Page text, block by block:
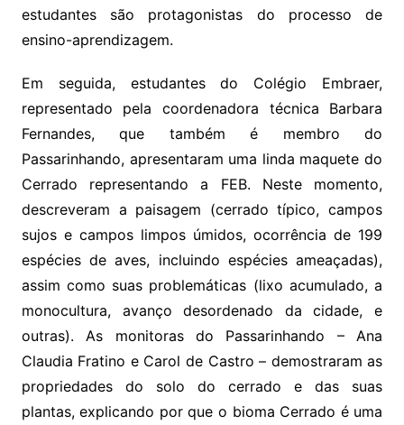
estudantes são protagonistas do processo de
ensino-aprendizagem.
Em seguida, estudantes do Colégio Embraer,
representado pela coordenadora técnica Barbara
Fernandes, que também é membro do
Passarinhando, apresentaram uma linda maquete do
Cerrado representando a FEB. Neste momento,
descreveram a paisagem (cerrado típico, campos
sujos e campos limpos úmidos, ocorrência de 199
espécies de aves, incluindo espécies ameaçadas),
assim como suas problemáticas (lixo acumulado, a
monocultura, avanço desordenado da cidade, e
outras). As monitoras do Passarinhando – Ana
Claudia Fratino e Carol de Castro – demostraram as
propriedades do solo do cerrado e das suas
plantas, explicando por que o bioma Cerrado é uma